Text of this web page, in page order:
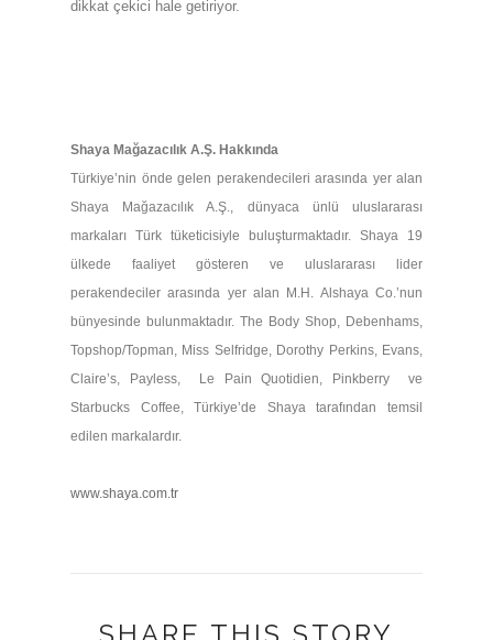
dikkat çekici hale getiriyor.
Shaya Mağazacılık A.Ş. Hakkında
Türkiye’nin önde gelen perakendecileri arasında yer alan
Shaya Mağazacılık A.Ş., dünyaca ünlü uluslararası
markaları Türk tüketicisiyle buluşturmaktadır. Shaya 19
ülkede faaliyet gösteren ve uluslararası lider
perakendeciler arasında yer alan M.H. Alshaya Co.’nun
bünyesinde bulunmaktadır. The Body Shop, Debenhams,
Topshop/Topman, Miss Selfridge, Dorothy Perkins, Evans,
Claire’s, Payless, Le Pain Quotidien, Pinkberry
ve
Starbucks Coffee, Türkiye’de Shaya tarafından temsil
edilen markalardır.
www.shaya.com.tr